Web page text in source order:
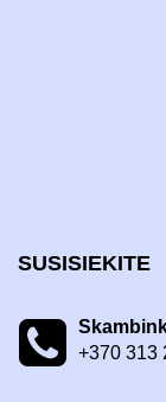
SUSISIEKITE
+370 313